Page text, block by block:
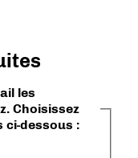
les
Choisissez
ci-dessous :